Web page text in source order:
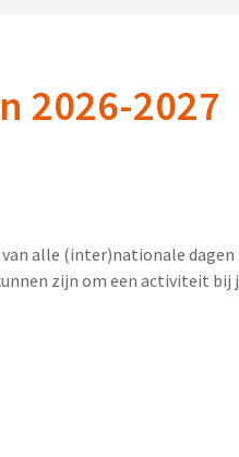
2026-2027
alle (inter)nationale dagen
zijn om een activiteit bij